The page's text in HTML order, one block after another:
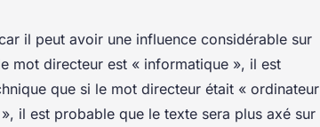
il peut avoir une influence considérable sur
mot directeur est « informatique », il est
que si le mot directeur était « ordinateur
il est probable que le texte sera plus axé sur